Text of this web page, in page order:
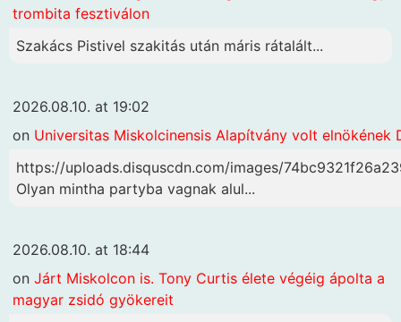
trombita fesztiválon
Szakács Pistivel szakitás után máris rátalált...
2026.08.10. at 19:02
on Universitas Miskolcinensis Alapítvány volt
https://uploads.disquscdn.com/images/
Olyan mintha partyba vagnak alul...
2026.08.10. at 18:44
on Járt Miskolcon is. Tony Curtis élete végéig ápolta a
magyar zsidó gyökereit